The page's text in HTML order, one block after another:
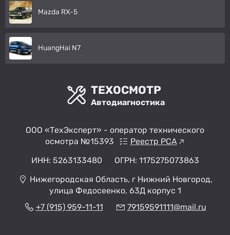
Mazda RX-5
HuangHai N7
ТЕХОСМОТР
Автодиагностика
ООО «ТехЭксперт» - оператор технического
осмотра №15393
Реестр РСА
ИНН: 5263133480
ОГРН: 1175275073863
Нижегородская Область, г Нижний Новгород,
улица Федосеенко, 63Д корпус 1
+7 (915) 959-11-11
79159591111@mail.ru